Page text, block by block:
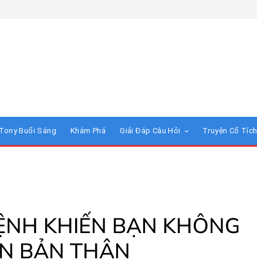
Tony Buổi Sáng Khám Phá Giải Đáp Câu Hỏi Truyện Cổ Tích
KHIẾN BẠN KHÔNG
BẢN THÂN